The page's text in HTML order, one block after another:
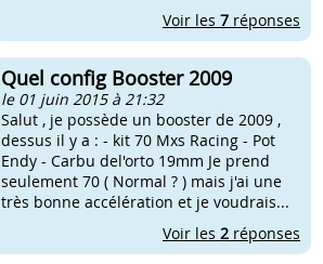
Voir les 7 réponses
Quel config Booster 2009
le 01 juin 2015 à 21:32
Salut , je possède un booster de 2009 ,
dessus il y a : - kit 70 Mxs Racing - Pot
Endy - Carbu del'orto 19mm Je prend
seulement 70 ( Normal ? ) mais j'ai une
très bonne accélération et je voudrais...
Voir les 2 réponses